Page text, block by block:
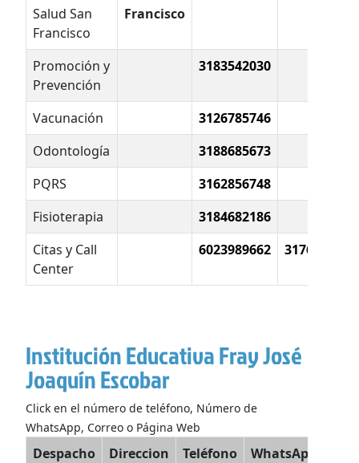
Salud San
Francisco
Francisco
Promoción y
Prevención
3183542030
Vacunación
3126785746
Odontología
3188685673
PQRS
3162856748
Fisioterapia
3184682186
Citas y Call
Center
6023989662 3176331577
Institución Educativa Fray José
Joaquín Escobar
Click en el número de teléfono, Número de
WhatsApp, Correo o Página Web
Despacho Direccion Teléfono WhatsApp